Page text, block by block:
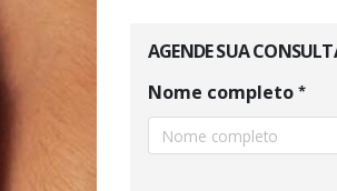
AGENDE SUA
Nome completo